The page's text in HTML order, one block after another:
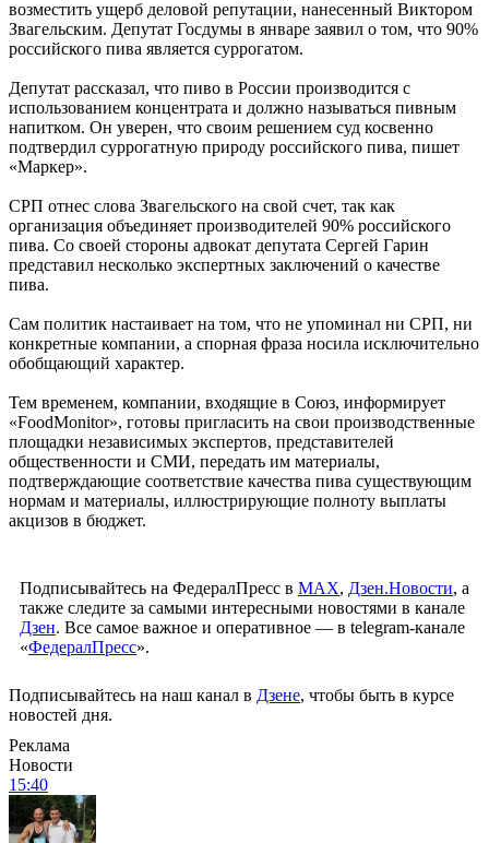
возместить ущерб деловой репутации, нанесенный Виктором
Звагельским. Депутат Госдумы в январе заявил о том, что 90%
российского пива является суррогатом.
Депутат рассказал, что пиво в России производится с
использованием концентрата и должно называться пивным
напитком. Он уверен, что своим решением суд косвенно
подтвердил суррогатную природу российского пива, пишет
«Маркер».
СРП отнес слова Звагельского на свой счет, так как
организация объединяет производителей 90% российского
пива. Со своей стороны адвокат депутата Сергей Гарин
представил несколько экспертных заключений о качестве
пива.
Сам политик настаивает на том, что не упоминал ни СРП, ни
конкретные компании, а спорная фраза носила исключительно
обобщающий характер.
Тем временем, компании, входящие в Союз, информирует
«FoodMonitor», готовы пригласить на свои производственные
площадки независимых экспертов, представителей
общественности и СМИ, передать им материалы,
подтверждающие соответствие качества пива существующим
нормам и материалы, иллюстрирующие полноту выплаты
акцизов в бюджет.
Подписывайтесь на ФедералПресс в МАХ, Дзен.Новости, а
также следите за самыми интересными новостями в канале
Дзен. Все самое важное и оперативное — в telegram-канале
«ФедералПресс».
Подписывайтесь на наш канал в Дзене, чтобы быть в курсе
новостей дня.
Реклама
Новости
15:40